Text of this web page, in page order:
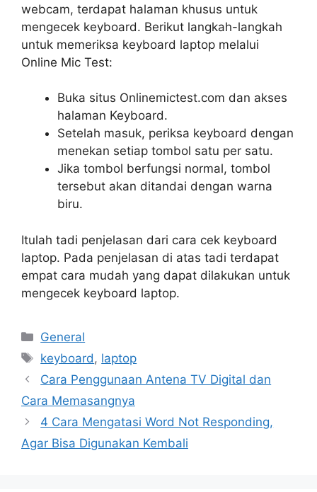
webcam, terdapat halaman khusus untuk
mengecek keyboard. Berikut langkah-langkah
untuk memeriksa keyboard laptop melalui
Online Mic Test:
Buka situs Onlinemictest.com dan akses
halaman Keyboard.
Setelah masuk, periksa keyboard dengan
menekan setiap tombol satu per satu.
Jika tombol berfungsi normal, tombol
tersebut akan ditandai dengan warna
biru.
Itulah tadi penjelasan dari cara cek keyboard
laptop. Pada penjelasan di atas tadi terdapat
empat cara mudah yang dapat dilakukan untuk
mengecek keyboard laptop.
Categories
General
Tags
keyboard , laptop
Cara Penggunaan Antena TV Digital dan
Cara Memasangnya
4 Cara Mengatasi Word Not Responding,
Agar Bisa Digunakan Kembali